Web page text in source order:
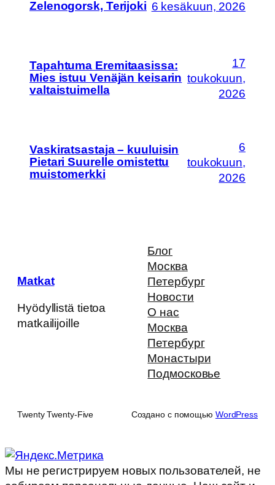
Zelenogorsk, Terijoki 6 kesäkuun, 2026
Tapahtuma Eremitaasissa:
Mies istuu Venäjän keisarin
valtaistuimella
17
toukokuun,
2026
Vaskiratsastaja – kuuluisin
Pietari Suurelle omistettu
muistomerkki
6
toukokuun,
2026
Matkat
Hyödyllistä tietoa
matkailijoille
Блог
Москва
Петербург
Новости
О нас
Москва
Петербург
Монастыри
Подмосковье
Twenty Twenty-Five Создано с помощью WordPress
Мы не регистрируем новых пользователей, не